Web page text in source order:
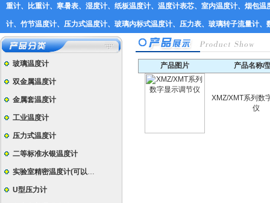
重计、比重计、寒暑表、湿度计、纸板温度计、温度计表芯、室内温度计、烟包
计、竹节温度计、压力式温度计、玻璃内标式温度计、压力表、玻璃转子流量计、
玻璃温度计
双金属温度计
金属套温度计
工业温度计
压力式温度计
二等标准水银温度计
实验室精密温度计(可以定制特殊规格)
U型压力计
产品图片 产品名称/
XMZ/XMT系列数
仪